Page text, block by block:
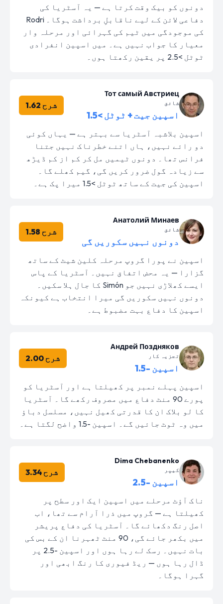
دونوں کو بیک وقت کرتا ہے — یہ آسٹریا کی
دفاعی لائن کے لیے ناقابلِ برداشت ہوگا۔ Rodri
کی موجودگی میں ٹیم کی گہرائی اور مرحلہ وار
معیار کا جواب نہیں ہے۔ میں اسپین انفرادی
ٹوٹل >2.5 پر یقین رکھتا ہوں۔
Тот самый Австриец
شائق
اسپین جیت + ٹوٹل >1.5
شرح 1.62
اسپین بلاشبہ آسٹریا سے بہتر ہے — یہاں کوئی
دو رائے نہیں، ہاں اتنے خطرناک نہیں جتنا
فرانس تھا۔ دونوں ٹیمیں مل کر کم از کم ڈیڑھ
سے زیادہ گول ضرور کریں گی، گیم کھلے گا۔
اسپین کی جیت کے ساتھ ٹوٹل >1.5 میرا پک ہے۔
Анатолий Минаев
شائق
دونوں نہیں سکوریں گی
شرح 1.58
اسپین نے پورا گروپ مرحلہ کلین شیٹ کے ساتھ
گزارا — یہ محض اتفاق نہیں۔ آسٹریا کے پاس
ایسے کھلاڑی نہیں جو Simón کا جال ہلا سکیں۔
دونوں نہیں سکوریں گی میرا انتخاب ہے کیونکہ
اسپین کا دفاع بہت مضبوط ہے۔
Андрей Поздняков
تجزیہ کار
اسپین -1.5
شرح 2.00
اسپین پہلے نمبر پر کھیلتا ہے اور آسٹریا کو
پورے 90 منٹ دفاع میں مصروف رکھے گا۔ آسٹریا
کا لو بلاک ان کا قدرتی کھیل نہیں، مسلسل دباؤ
میں وہ ٹوٹ جائیں گے۔ اسپین -1.5 واضح لگتا ہے۔
Dima Chebanenko
کیپر
اسپین -2.5
شرح 3.34
ناک آؤٹ مرحلے میں اسپین ایک اور سطح پر
کھیلتا ہے — گروپ میں ذرا آرام سے تھا، اب
اصل رنگ دکھائے گا۔ آسٹریا کی دفاع پریشر
میں بکھر جائے گی، 90 منٹ ٹھہرنا ان کے بس کی
بات نہیں۔ رسک لے رہا ہوں اور اسپین -2.5 پر
ڈال رہا ہوں — ریڈ فیوری کا رنگ ابھی اور
گہرا ہوگا۔